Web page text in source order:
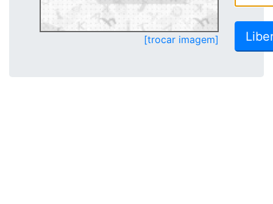
[trocar imagem]